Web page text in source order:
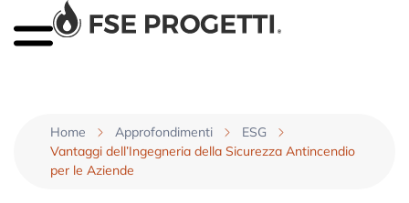
Home Approfondimenti
ESG
Vantaggi dell’Ingegneria della Sicurezza Antincendio
per le Aziende